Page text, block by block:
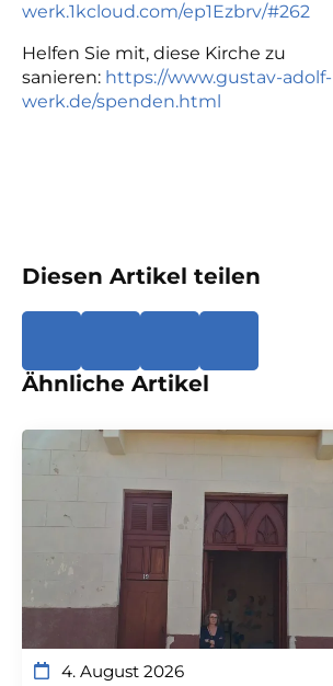
werk.1kcloud.com/ep1Ezbrv/#262
Helfen Sie mit, diese Kirche zu
sanieren: https://www.gustav-adolf-
werk.de/spenden.html
Diesen Artikel teilen
Ähnliche Artikel
4. August 2026